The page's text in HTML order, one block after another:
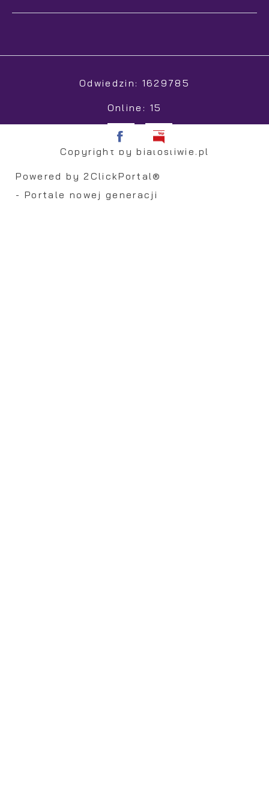
Odwiedzin: 1629785
Online: 15
Copyright by bialosliwie.pl
Powered by2ClickPortal®
- Portale nowej generacji